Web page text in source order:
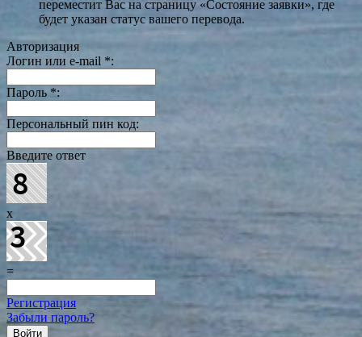
переместит Вас на страницу «Состояние заявки», где
будет указан статус вашего перевода.
Авторизация
Логин или e-mail *:
Пароль *:
Персональный пин код:
Введите ответ
x
=
Регистрация
Забыли пароль?